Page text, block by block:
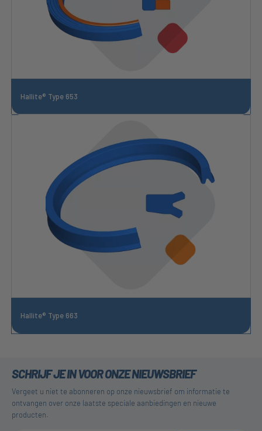
Hallite® Type 653
Hallite® Type 663
SCHRIJF JE IN VOOR ONZE NIEUWSBRIEF
Vergeet u niet te abonneren op onze nieuwsbrief om informatie te
ontvangen over onze laatste speciale aanbiedingen en nieuwe
producten.